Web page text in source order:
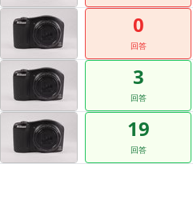
0
回答
3
回答
19
回答